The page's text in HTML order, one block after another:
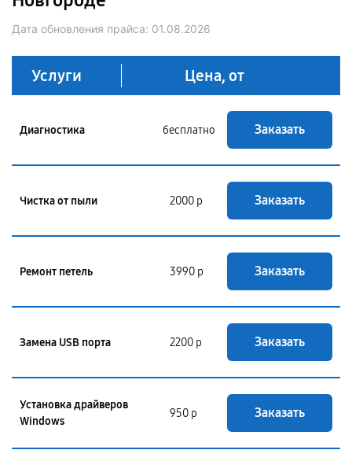
Дата обновления прайса: 01.08.2026
Услуги Цена, от
Диагностика бесплатно Заказать
Чистка от пыли 2000 р Заказать
Ремонт петель 3990 р Заказать
Замена USB порта 2200 р Заказать
Установка драйверов
Windows
950 р Заказать